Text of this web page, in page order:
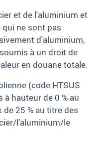
et de l'aluminium et
ne sont pas
d'aluminium,
à un droit de
en douane totale.
(code HTSUS
hauteur de 0 % au
25 % au titre des
l’aluminium/le